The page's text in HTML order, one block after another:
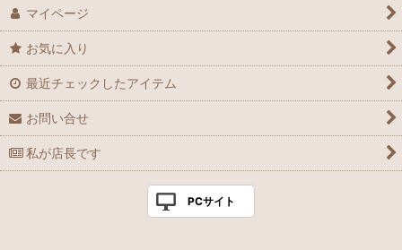
マイページ
お気に入り
最近チェックしたアイテム
お問い合せ
私が店長です
PCサイト